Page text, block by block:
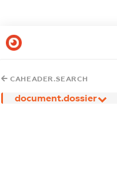
CAHEADER.SEARCH
document.dossier